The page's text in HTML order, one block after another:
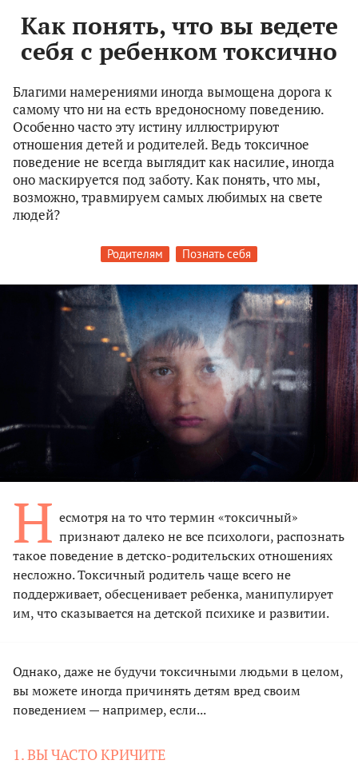
Как понять, что вы ведете
себя с ребенком токсично
Благими намерениями иногда вымощена дорога к
самому что ни на есть вредоносному поведению.
Особенно часто эту истину иллюстрируют
отношения детей и родителей. Ведь токсичное
поведение не всегда выглядит как насилие, иногда
оно маскируется под заботу. Как понять, что мы,
возможно, травмируем самых любимых на свете
людей?
Родителям Познать себя
Н есмотря на то что термин «токсичный»
признают далеко не все психологи, распознать
такое поведение в детско-родительских отношениях
несложно. Токсичный родитель чаще всего не
поддерживает, обесценивает ребенка, манипулирует
им, что сказывается на детской психике и развитии.
Однако, даже не будучи токсичными людьми в целом,
вы можете иногда причинять детям вред своим
поведением — например, если...
1. ВЫ ЧАСТО КРИЧИТЕ